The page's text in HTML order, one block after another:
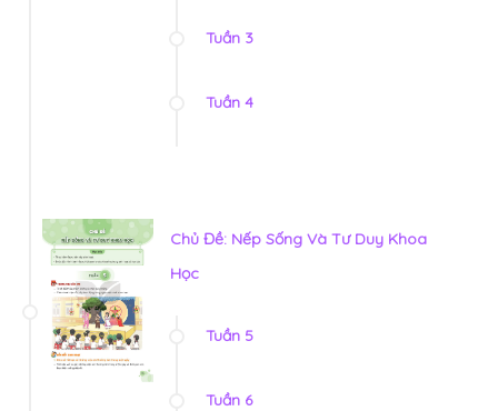
Tuần 3
Tuần 4
Chủ Đề: Nếp Sống Và Tư Duy Khoa
Học
Tuần 5
Tuần 6